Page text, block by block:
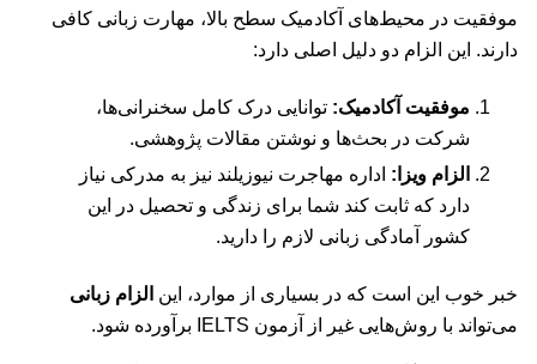
موفقیت در محیط‌های آکادمیک سطح بالا، مهارت زبانی کافی
دارند. این الزام دو دلیل اصلی دارد:
موفقیت آکادمیک: توانایی درک کامل سخنرانی‌ها،
شرکت در بحث‌ها و نوشتن مقالات پژوهشی.
الزام ویزا: اداره مهاجرت نیوزیلند نیز به مدرکی نیاز
دارد که ثابت کند شما برای زندگی و تحصیل در این
کشور آمادگی زبانی لازم را دارید.
خبر خوب این است که در بسیاری از موارد، این الزام زبانی
می‌تواند با روش‌هایی غیر از آزمون IELTS برآورده شود.